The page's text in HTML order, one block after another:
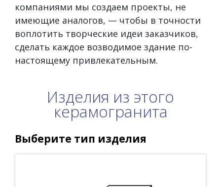
компаниями мы создаем проекты, не
имеющие аналогов, — чтобы в точности
воплотить творческие идеи заказчиков,
сделать каждое возводимое здание по-
настоящему привлекательным.
Изделия из этого
керамогранита
Выберите тип изделия